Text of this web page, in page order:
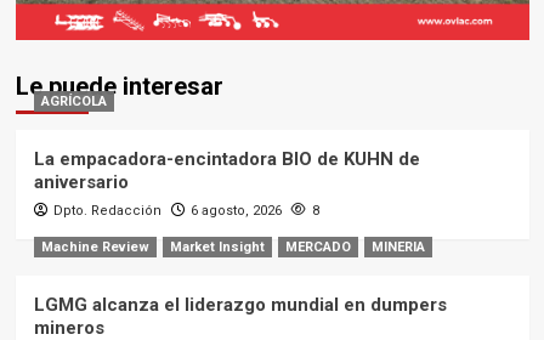
Le puede interesar
AGRÍCOLA
La empacadora-encintadora BIO de KUHN de
aniversario
Dpto. Redacción 6 agosto, 2026 8
Machine Review Market Insight MERCADO MINERIA
LGMG alcanza el liderazgo mundial en dumpers
mineros